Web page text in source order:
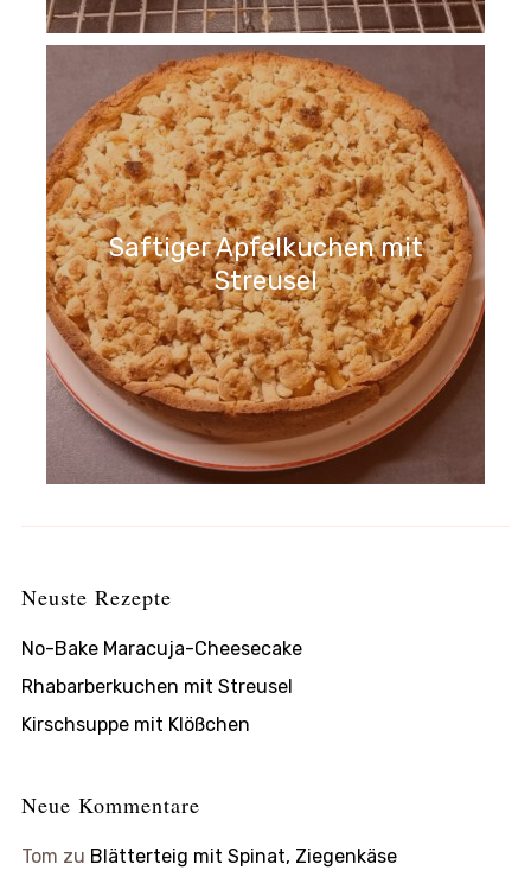
Saftiger Apfelkuchen mit
Streusel
Neuste Rezepte
No-Bake Maracuja-Cheesecake
Rhabarberkuchen mit Streusel
Kirschsuppe mit Klößchen
Neue Kommentare
Tom zu Blätterteig mit Spinat, Ziegenkäse